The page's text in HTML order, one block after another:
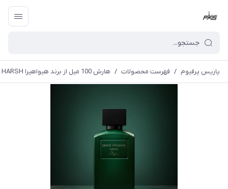
پاریس پرفیوم / فهرست محصولات / هارش 100 میل از برند هیواهیرا GROSSE EXPLOSION HARSH